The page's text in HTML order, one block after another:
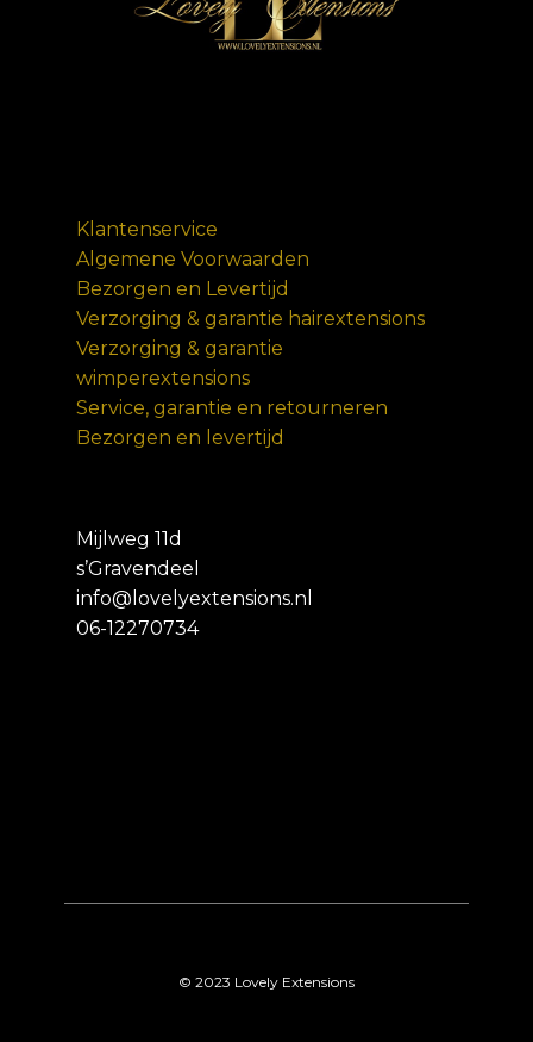
Klantenservice
Algemene Voorwaarden
Bezorgen en Levertijd
Verzorging & garantie hairextensions
Verzorging & garantie
wimperextensions
Service, garantie en retourneren
Bezorgen en levertijd
Mijlweg 11d
s’Gravendeel
info@lovelyextensions.nl
06-12270734
© 2023 Lovely Extensions